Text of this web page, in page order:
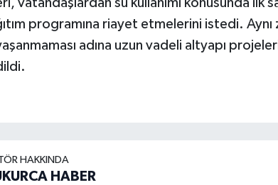
vatandaşlardan su kullanımı konusunda ilk
programına riayet etmelerini istedi.
adına uzun vadeli altyapı
HAKKINDA
HABER